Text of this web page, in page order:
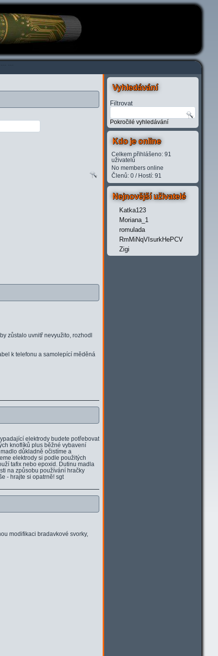
zůstalo uvnitř nevyužito, rozhodl
k telefonu a samolepící měděná
elektrody budete potřebovat
knoflíků plus běžné vybavení
důkladně očistíme a
elektrody si podle použitých
tafix nebo epoxid. Dutinu madla
na způsobu používání hračky
- hrajte si opatrně! sgt
modifikaci bradavkové svorky,
Vyhledávání
Filtrovat
Pokročilé vyhledávání
Kdo je online
Celkem přihlášeno: 91
uživatelů
No members online
Členů: 0 / Hostí: 91
Nejnovější uživatelé
Katka123
Moriana_1
romulada
RmMiNqVIsurkHePCV
Zigi